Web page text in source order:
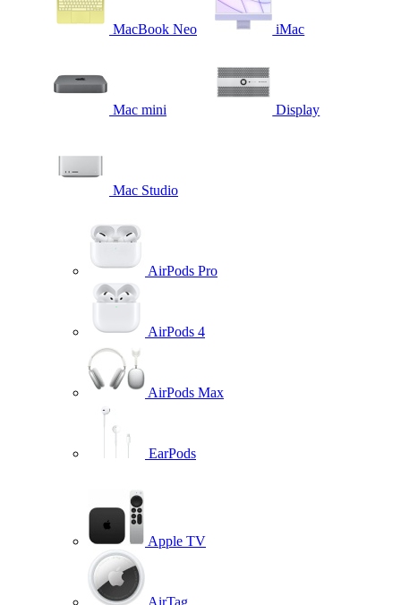
MacBook Neo iMac
Mac mini Display
Mac Studio
AirPods Pro
AirPods 4
AirPods Max
EarPods
Apple TV